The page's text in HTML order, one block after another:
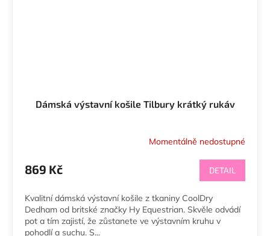
Dámská výstavní košile Tilbury krátký rukáv
Momentálně nedostupné
869 Kč DETAIL
Kvalitní dámská výstavní košile z tkaniny CoolDry
Dedham od britské značky Hy Equestrian. Skvěle odvádí
pot a tím zajistí, že zůstanete ve výstavním kruhu v
pohodlí a suchu. S...